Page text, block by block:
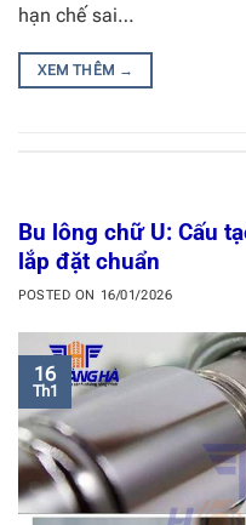
hạn chế sai…
XEM THÊM →
Bu lông chữ U: Cấu
lắp đặt chuẩn
POSTED ON 16/01/2026
16
Th1